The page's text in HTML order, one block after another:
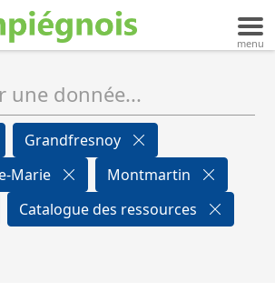
Grandfresnoy
Marie
Montmartin
Catalogue des ressources